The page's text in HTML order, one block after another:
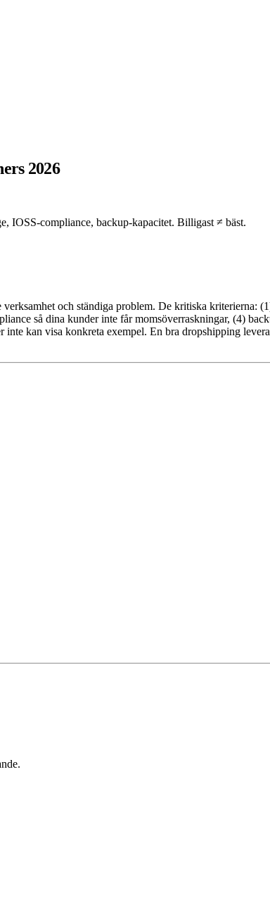
2026
IOSS-compliance, backup-kapacitet. Billigast ≠ bäst.
och ständiga problem. De kritiska kriterierna:
så dina kunder inte får momsöverraskningar, (4)
kan visa konkreta exempel. En bra dropshipping